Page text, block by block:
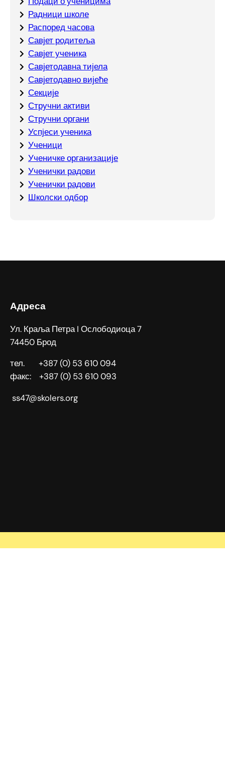
Радници школе
Распоред часова
Савјет родитеља
Савјет ученика
Савјетодавна тијела
Савјетодавно вијеће
Секције
Стручни активи
Стручни органи
Успјеси ученика
Ученици
Ученичке организације
Ученички радови
Ученички радови
Школски одбор
Адреса
Ул. Краља Петра I Ослободиоца 7
74450 Брод
тел. +387 (0) 53 610 094
факс: +387 (0) 53 610 093
ss47@skolers.org